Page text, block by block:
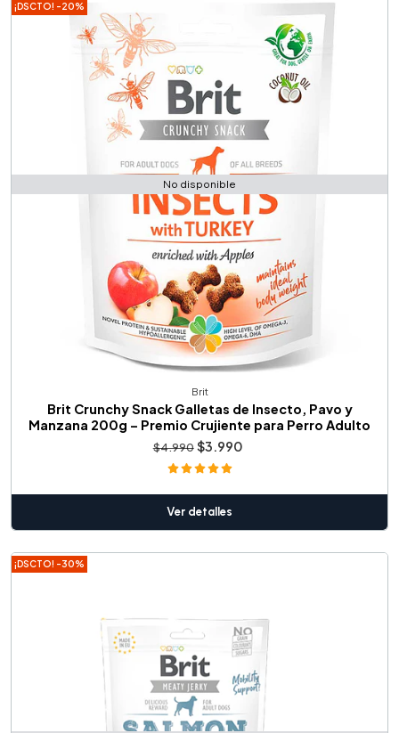
¡DSCTO! -20%
No disponible
Brit
Brit Crunchy Snack Galletas de Insecto, Pavo y
Manzana 200g – Premio Crujiente para Perro Adulto
$4.990 $3.990
Ver detalles
¡DSCTO! -30%